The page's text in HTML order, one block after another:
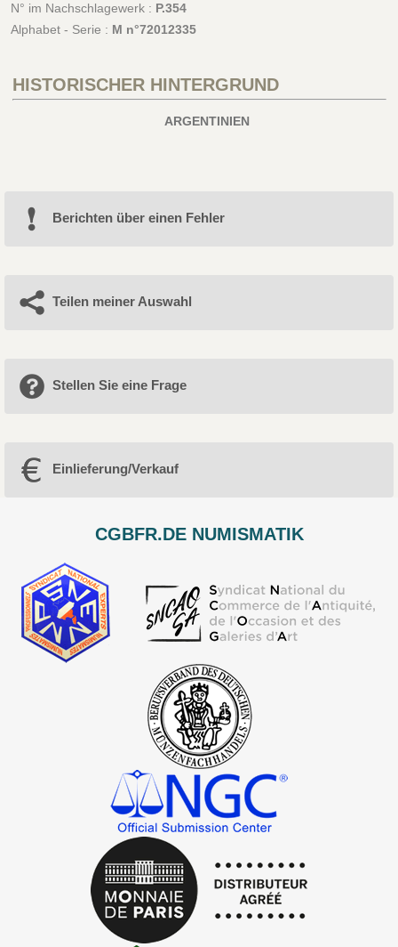
N° im Nachschlagewerk : P.354
Alphabet - Serie : M n°72012335
HISTORISCHER HINTERGRUND
ARGENTINIEN
Berichten über einen Fehler
Teilen meiner Auswahl
Stellen Sie eine Frage
Einlieferung/Verkauf
CGBFR.DE NUMISMATIK